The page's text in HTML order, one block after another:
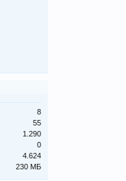
8
55
1.290
0
4.624
230 МБ